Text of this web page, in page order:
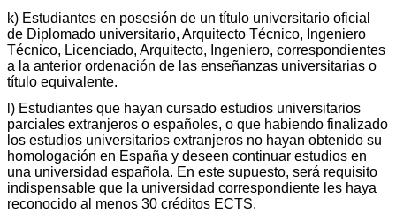
k) Estudiantes en posesión de un título universitario oficial
de Diplomado universitario, Arquitecto Técnico, Ingeniero
Técnico, Licenciado, Arquitecto, Ingeniero, correspondientes
a la anterior ordenación de las enseñanzas universitarias o
título equivalente.
l) Estudiantes que hayan cursado estudios universitarios
parciales extranjeros o españoles, o que habiendo finalizado
los estudios universitarios extranjeros no hayan obtenido su
homologación en España y deseen continuar estudios en
una universidad española. En este supuesto, será requisito
indispensable que la universidad correspondiente les haya
reconocido al menos 30 créditos ECTS.